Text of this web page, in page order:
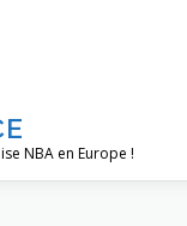
NBA en Europe !